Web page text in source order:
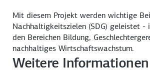
Mit diesem Projekt werden wichtige
Nachhaltigkeitszielen (SDG) geleistet -
den Bereichen Bildung,
nachhaltiges Wirtschaftswachstum.
Weitere Informationen